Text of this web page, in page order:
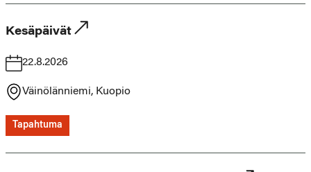
Kesäpäivät
22.8.2026
Väinölänniemi, Kuopio
Tapahtuma